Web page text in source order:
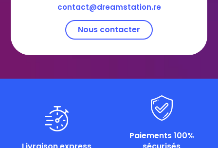
contact@dreamstation.re
Nous contacter
Paiements 100%